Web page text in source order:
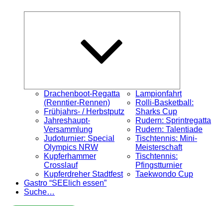
Drachenboot-Regatta
(Renntier-Rennen)
Frühjahrs- / Herbstputz
Jahreshaupt-
Versammlung
Judoturnier: Special
Olympics NRW
Kupferhammer
Crosslauf
Kupferdreher Stadtfest
Lampionfahrt
Rolli-Basketball:
Sharks Cup
Rudern: Sprintregatta
Rudern: Talentiade
Tischtennis: Mini-
Meisterschaft
Tischtennis:
Pfingstturnier
Taekwondo Cup
Gastro “SEElich essen”
Suche…